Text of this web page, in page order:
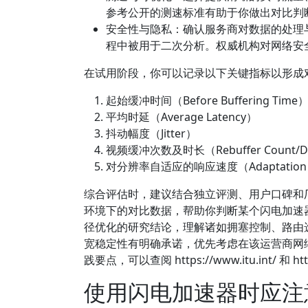
参考公开的测速标准有助于你做出对比判
安全性与隐私：确认服务商对数据的处
程中被用于二次分析。权威机构对网络
在试用阶段，你可以记录以下关键指标以形成
起始缓冲时间（Before Buffering Time）
平均时延（Average Latency）
抖动幅度（Jitter）
视频缓冲次数及时长（Rebuffer Count/
对分辨率自适应的响应速度（
综合评估时，建议结合独立评测、用户口碑
环境下的对比数据，帮助你判断某个闪电加
径优化的研究结论，理解诸如拥塞控制、路
宽稳定性有明确承诺，优先考虑在该运营商
践要点，可以查阅 https://www.itu.int/ 和
使用闪电加速器时应